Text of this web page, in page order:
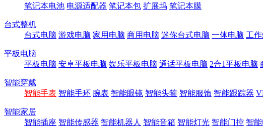
笔记本电池 电源适配器 笔记本包 扩展坞 笔记本膜
台式整机
台式电脑 游戏电脑 家用电脑 商用电脑 迷你台式电脑 一体电脑 工
平板电脑
平板电脑 安卓平板电脑 娱乐平板电脑 通话平板电脑 2合1平板电脑
智能穿戴
智能手表 智能手环 腕表 智能眼镜 智能头箍 智能服饰 智能跟踪器
智能家居
智能插座 智能传感器 智能机器人 智能音箱 智能灯光 智能门控 智